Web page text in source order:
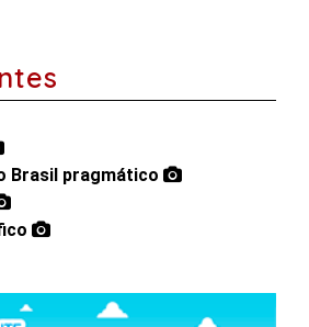
Brasil pragmático